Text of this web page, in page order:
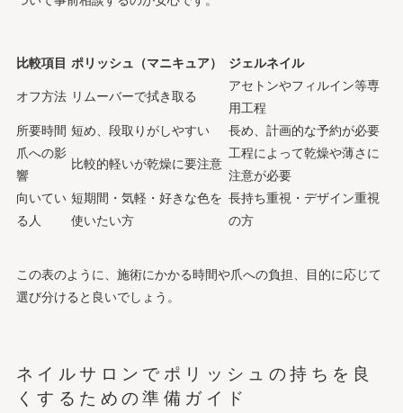
比較項目 ポリッシュ（マニキュア） ジェルネイル
オフ方法 リムーバーで拭き取る
アセトンやフィルイン等専
用工程
所要時間 短め、段取りがしやすい
長め、計画的な予約が必要
爪への影
響
比較的軽いが乾燥に要注意
工程によって乾燥や薄さに
注意が必要
向いてい
る人
短期間・気軽・好きな色を
使いたい方
長持ち重視・デザイン重視
の方
この表のように、施術にかかる時間や爪への負担、目的に応じて
選び分けると良いでしょう。
ネイルサロンでポリッシュの持ちを良
くするための準備ガイド